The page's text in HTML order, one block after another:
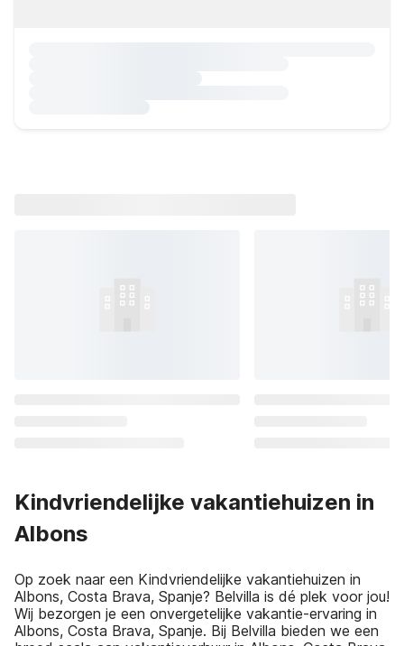
Kindvriendelijke vakantiehuizen in
Albons
Op zoek naar een Kindvriendelijke vakantiehuizen in
Albons, Costa Brava, Spanje? Belvilla is dé plek voor jou!
Wij bezorgen je een onvergetelijke vakantie-ervaring in
Albons, Costa Brava, Spanje. Bij Belvilla bieden we een